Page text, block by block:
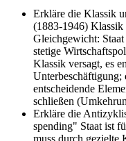
Erkläre die Klassik
(1883-1946) Klassik
Gleichgewicht:
stetige
Klassik versagt, es
Unterbeschäftigung;
entscheidende
schließen
Erkläre die
spending" Staat ist
muss durch gezielte